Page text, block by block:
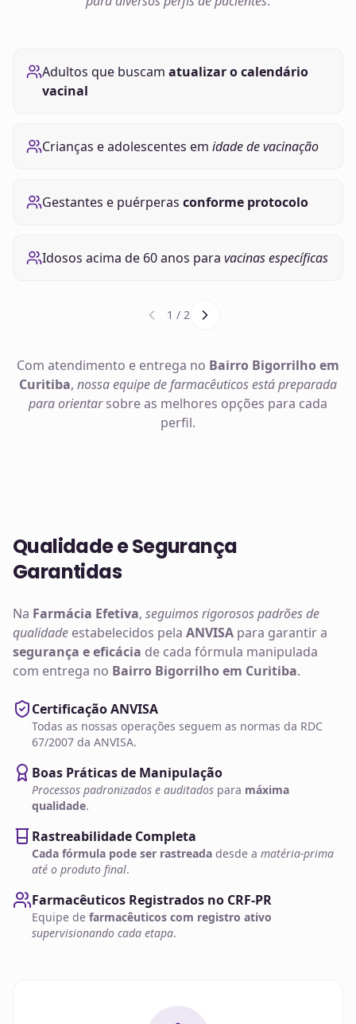
Adultos que buscam atualizar o calendário
vacinal
Crianças e adolescentes em idade de vacinação
Gestantes e puérperas conforme protocolo
Idosos acima de 60 anos para vacinas específicas
1 / 2
Com atendimento e entrega no Bairro Bigorrilho em
Curitiba, nossa equipe de farmacêuticos está preparada
para orientarsobre as melhores opções para cada
perfil.
Qualidade e Segurança
Garantidas
Na Farmácia Efetiva, seguimos rigorosos padrões de
qualidade estabelecidos pela ANVISA para garantir a
segurança e eficácia de cada fórmula manipulada
com entrega no Bairro Bigorrilho em Curitiba.
Certificação ANVISA
Todas as nossas operações seguem as normas da RDC
67/2007 da ANVISA.
Boas Práticas de Manipulação
Processos padronizados e auditados para máxima
qualidade.
Rastreabilidade Completa
Cada fórmula pode ser rastreada desde a matéria-prima
até o produto final.
Farmacêuticos Registrados no CRF-PR
Equipe de farmacêuticos com registro ativo
supervisionando cada etapa.